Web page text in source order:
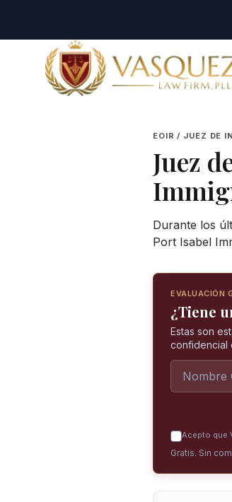
Vasquez Law Firm - Home
EOIR / JUEZ DE
Juez
Durante los
Port Isabel
EVALUACIÓN
¿Tiene
Estas son
confidencial
Acepto que
Gratis. Sin